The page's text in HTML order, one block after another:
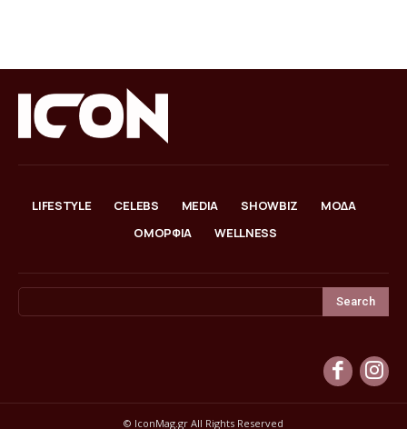
LIFESTYLE CELEBS MEDIA SHOWBIZ
ΜΟΔΑ
ΟΜΟΡΦΙΑ
WELLNESS
Search
© IconMag.gr All Rights Reserved